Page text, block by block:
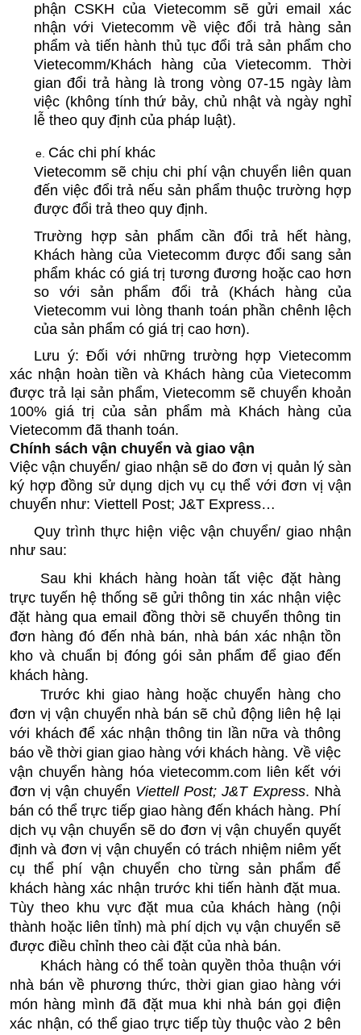
phận CSKH của Vietecomm sẽ gửi email xác
nhận với Vietecomm về việc đổi trả hàng sản
phẩm và tiến hành thủ tục đổi trả sản phẩm cho
Vietecomm/Khách hàng của Vietecomm. Thời
gian đổi trả hàng là trong vòng 07-15 ngày làm
việc (không tính thứ bảy, chủ nhật và ngày nghỉ
lễ theo quy định của pháp luật).
Các chi phí khác
Vietecomm sẽ chịu chi phí vận chuyển liên quan
đến việc đổi trả nếu sản phẩm thuộc trường hợp
được đổi trả theo quy định.
Trường hợp sản phẩm cần đổi trả hết hàng,
Khách hàng của Vietecomm được đổi sang sản
phẩm khác có giá trị tương đương hoặc cao hơn
so với sản phẩm đổi trả (Khách hàng của
Vietecomm vui lòng thanh toán phần chênh lệch
của sản phẩm có giá trị cao hơn).
Lưu ý: Đối với những trường hợp Vietecomm
xác nhận hoàn tiền và Khách hàng của Vietecomm
được trả lại sản phẩm, Vietecomm sẽ chuyển khoản
100% giá trị của sản phẩm mà Khách hàng của
Vietecomm đã thanh toán.
Chính sách vận chuyển và giao vận
Việc vận chuyển/ giao nhận sẽ do đơn vị quản lý sàn
ký hợp đồng sử dụng dịch vụ cụ thể với đơn vị vận
chuyển như: Viettell Post; J&T Express…
Quy trình thực hiện việc vận chuyển/ giao nhận
như sau:
Sau khi khách hàng hoàn tất việc đặt hàng
trực tuyến hệ thống sẽ gửi thông tin xác nhận việc
đặt hàng qua email đồng thời sẽ chuyển thông tin
đơn hàng đó đến nhà bán, nhà bán xác nhận tồn
kho và chuẩn bị đóng gói sản phẩm để giao đến
khách hàng.
Trước khi giao hàng hoặc chuyển hàng cho
đơn vị vận chuyển nhà bán sẽ chủ động liên hệ lại
với khách để xác nhận thông tin lần nữa và thông
báo về thời gian giao hàng với khách hàng. Về việc
vận chuyển hàng hóa vietecomm.com liên kết với
đơn vị vận chuyển Viettell Post; J&T Express. Nhà
bán có thể trực tiếp giao hàng đến khách hàng. Phí
dịch vụ vận chuyển sẽ do đơn vị vận chuyển quyết
định và đơn vị vận chuyển có trách nhiệm niêm yết
cụ thể phí vận chuyển cho từng sản phẩm để
khách hàng xác nhận trước khi tiến hành đặt mua.
Tùy theo khu vực đặt mua của khách hàng (nội
thành hoặc liên tỉnh) mà phí dịch vụ vận chuyển sẽ
được điều chỉnh theo cài đặt của nhà bán.
Khách hàng có thể toàn quyền thỏa thuận với
nhà bán về phương thức, thời gian giao hàng với
món hàng mình đã đặt mua khi nhà bán gọi điện
xác nhận, có thể giao trực tiếp tùy thuộc vào 2 bên